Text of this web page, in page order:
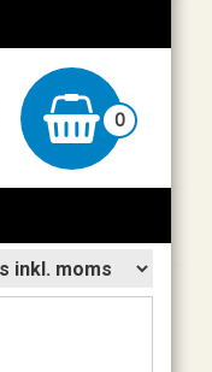
0